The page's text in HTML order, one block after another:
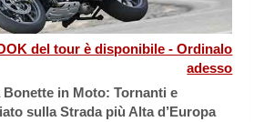
del tour è disponibile - Ordinalo
adesso
Bonette in Moto: Tornanti e
sulla Strada più Alta d’Europa